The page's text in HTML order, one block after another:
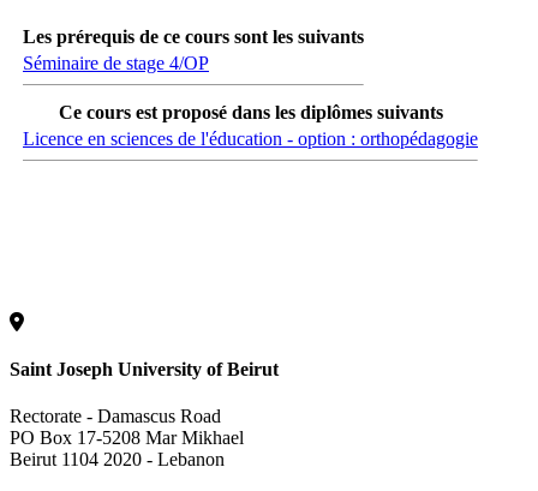
Les prérequis de ce cours sont les suivants
Séminaire de stage 4/OP
Ce cours est proposé dans les diplômes suivants
Licence en sciences de l'éducation - option : orthopédagogie
Saint Joseph University of Beirut
Rectorate - Damascus Road
PO Box 17-5208 Mar Mikhael
Beirut 1104 2020 - Lebanon